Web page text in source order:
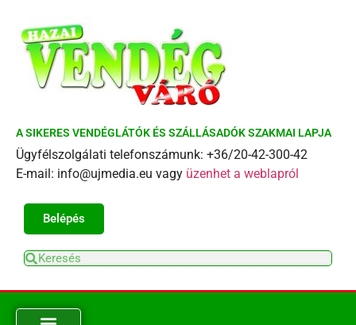
A SIKERES VENDÉGLÁTÓK ÉS SZÁLLÁSADÓK SZAKMAI LAPJA
Ügyfélszolgálati telefonszámunk: +36/20-42-300-42
E-mail: info@ujmedia.eu vagy üzenhet a weblapról
Belépés